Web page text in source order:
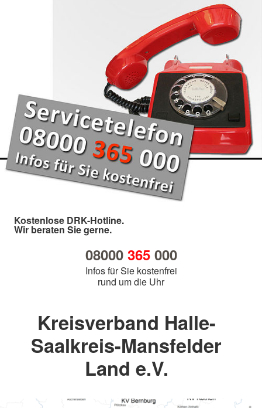
Kostenlose DRK-Hotline.
Wir beraten Sie gerne.
08000 365000
Infos für Sie kostenfrei
rund um die Uhr
Kreisverband Halle-
Saalkreis-Mansfelder
Land e.V.